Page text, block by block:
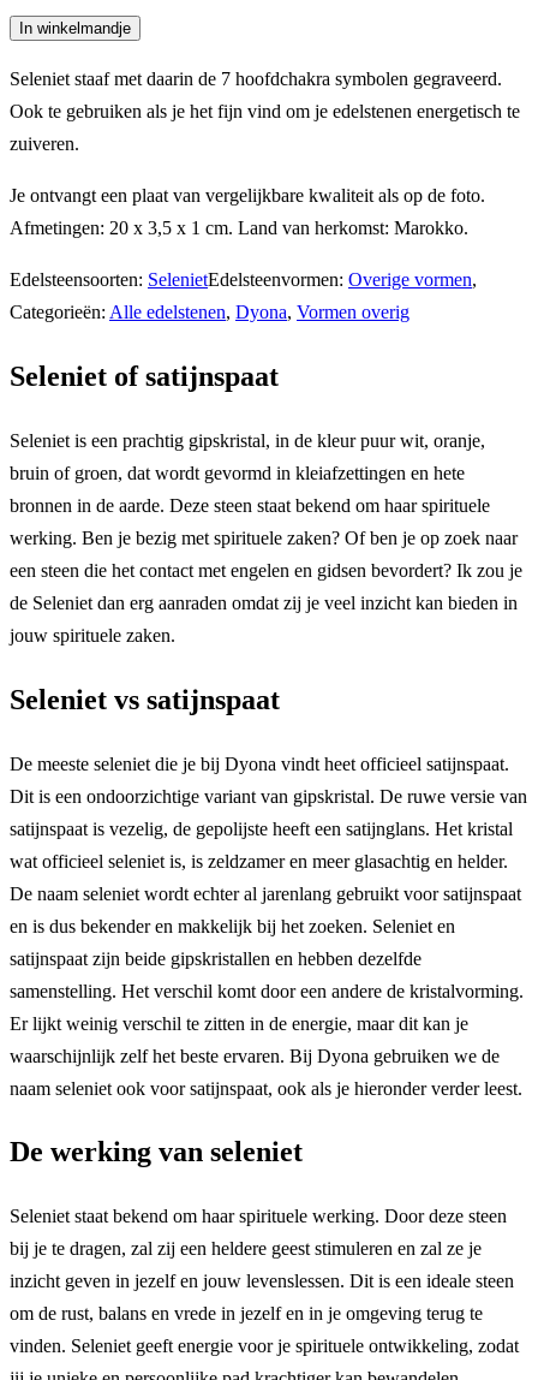
Satijnspaat
staaf
chakra
aantal
In winkelmandje
Seleniet staaf met daarin de 7 hoofdchakra symbolen gegraveerd.
Ook te gebruiken als je het fijn vind om je edelstenen energetisch te
zuiveren.
Je ontvangt een plaat van vergelijkbare kwaliteit als op de foto.
Afmetingen: 20 x 3,5 x 1 cm. Land van herkomst: Marokko.
Edelsteensoorten: SelenietEdelsteenvormen: Overige vormen,
Categorieën: Alle edelstenen, Dyona, Vormen overig
Seleniet of satijnspaat
Seleniet is een prachtig gipskristal, in de kleur puur wit, oranje,
bruin of groen, dat wordt gevormd in kleiafzettingen en hete
bronnen in de aarde. Deze steen staat bekend om haar spirituele
werking. Ben je bezig met spirituele zaken? Of ben je op zoek naar
een steen die het contact met engelen en gidsen bevordert? Ik zou je
de Seleniet dan erg aanraden omdat zij je veel inzicht kan bieden in
jouw spirituele zaken.
Seleniet vs satijnspaat
De meeste seleniet die je bij Dyona vindt heet officieel satijnspaat.
Dit is een ondoorzichtige variant van gipskristal. De ruwe versie van
satijnspaat is vezelig, de gepolijste heeft een satijnglans. Het kristal
wat officieel seleniet is, is zeldzamer en meer glasachtig en helder.
De naam seleniet wordt echter al jarenlang gebruikt voor satijnspaat
en is dus bekender en makkelijk bij het zoeken. Seleniet en
satijnspaat zijn beide gipskristallen en hebben dezelfde
samenstelling. Het verschil komt door een andere de kristalvorming.
Er lijkt weinig verschil te zitten in de energie, maar dit kan je
waarschijnlijk zelf het beste ervaren. Bij Dyona gebruiken we de
naam seleniet ook voor satijnspaat, ook als je hieronder verder leest.
De werking van seleniet
Seleniet staat bekend om haar spirituele werking. Door deze steen
bij je te dragen, zal zij een heldere geest stimuleren en zal ze je
inzicht geven in jezelf en jouw levenslessen. Dit is een ideale steen
om de rust, balans en vrede in jezelf en in je omgeving terug te
vinden. Seleniet geeft energie voor je spirituele ontwikkeling, zodat